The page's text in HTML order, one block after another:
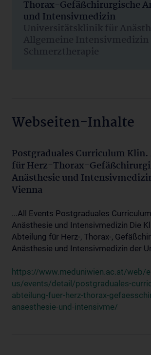
Thorax-Gefäßchirurgische
und Intensivmedizin
Universitätsklinik für
Allgemeine Intensivmedizin
Schmerztherapie
Webseiten-Inhalte
Postgraduales Curriculum
für Herz-Thorax-
Anästhesie und
Vienna
...All Events Postgraduales
Anästhesie und Intensivmedizin Die
Abteilung für Herz-, Thorax-,
Anästhesie und Intensivmedizin der
https://www.meduniwien.ac.at/web/
us/events/detail/postgraduales-
abteilung-fuer-herz-thorax-
anaesthesie-und-intensivme/